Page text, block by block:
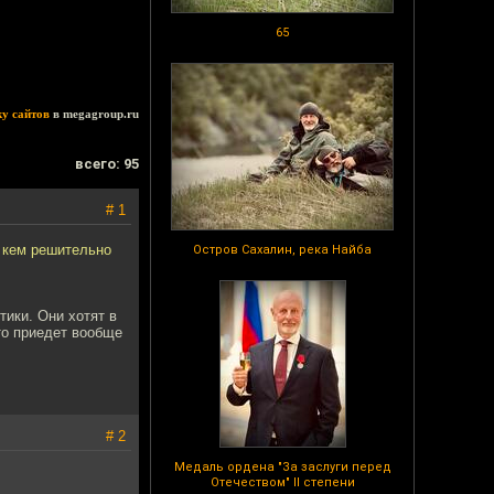
65
Остров Сахалин, река Найба
Медаль ордена "За заслуги перед
Отечеством" II степени
сайтов в megagroup.ru
всего: 95
# 1
решительно
Они хотят в
приедет вообще
# 2